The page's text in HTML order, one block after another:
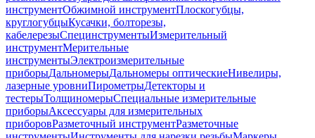
инструментОбжимной инструментПлоскогубцы,
круглогубцыКусачки, болторезы,
кабелерезыСпецинструментыИзмерительный
инструментМерительные
инструментыЭлектроизмерительные
приборыДальномерыДальномеры оптическиеНивелиры,
лазерные уровниПирометрыДетекторы и
тестерыТолщиномерыСпециальные измерительные
приборыАксессуары для измерительных
приборовРазметочный инструментРазметочные